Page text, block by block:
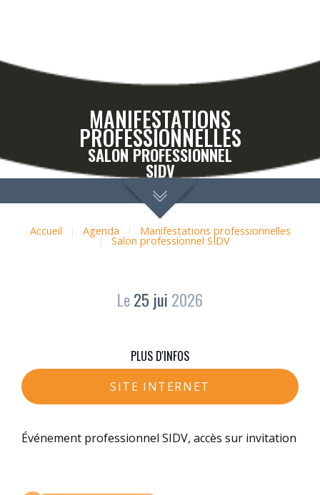
MANIFESTATIONS
PROFESSIONNELLES
SALON PROFESSIONNEL
SIDV
Accueil | Agenda | Manifestations professionnelles
| Salon professionnel SIDV
Le25 jui 2026
PLUS D'INFOS
SITE INTERNET
Événement professionnel SIDV, accès sur invitation